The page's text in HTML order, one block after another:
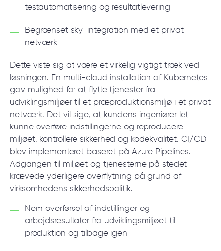
testautomatisering og resultatlevering
Begrænset sky-integration med et privat
netværk
Dette viste sig at være et virkelig vigtigt træk ved
løsningen. En multi-cloud installation af Kubernetes
gav mulighed for at flytte tjenester fra
udviklingsmiljøer til et præproduktionsmiljø i et privat
netværk. Det vil sige, at kundens ingeniører let
kunne overføre indstillingerne og reproducere
miljøet, kontrollere sikkerhed og kodekvalitet. CI/CD
blev implementeret baseret på Azure Pipelines.
Adgangen til miljøet og tjenesterne på stedet
krævede yderligere overflytning på grund af
virksomhedens sikkerhedspolitik.
Nem overførsel af indstillinger og
arbejdsresultater fra udviklingsmiljøet til
produktion og tilbage igen